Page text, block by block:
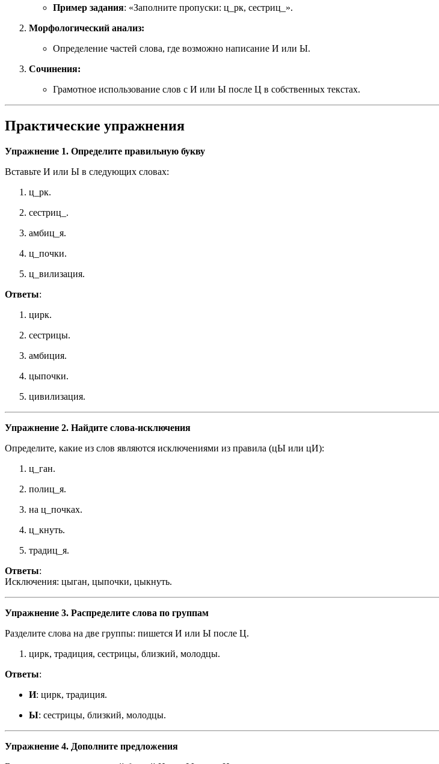
Пример задания: «Заполните пропуски: ц_рк, сестриц_».
Морфологический анализ:
Определение частей слова, где возможно написание И или Ы.
Сочинения:
Грамотное использование слов с И или Ы после Ц в собственных текстах.
Практические упражнения
Упражнение 1. Определите правильную букву
Вставьте И или Ы в следующих словах:
ц_рк.
сестриц_.
амбиц_я.
ц_почки.
ц_вилизация.
Ответы:
цирк.
сестрицы.
амбиция.
цыпочки.
цивилизация.
Упражнение 2. Найдите слова-исключения
Определите, какие из слов являются исключениями из правила (цЫ или цИ):
ц_ган.
полиц_я.
на ц_почках.
ц_кнуть.
традиц_я.
Ответы:
Исключения: цыган, цыпочки, цыкнуть.
Упражнение 3. Распределите слова по группам
Разделите слова на две группы: пишется И или Ы после Ц.
цирк, традиция, сестрицы, близкий, молодцы.
Ответы:
И: цирк, традиция.
Ы: сестрицы, близкий, молодцы.
Упражнение 4. Дополните предложения